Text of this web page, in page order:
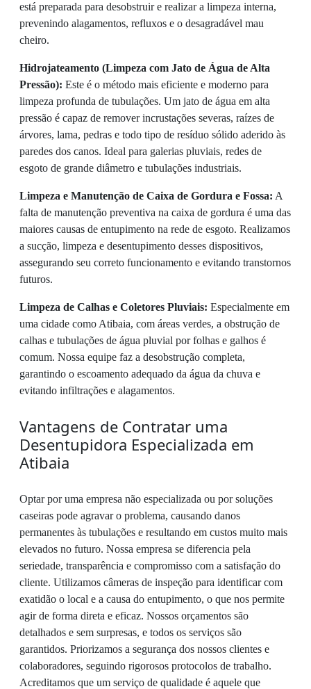
está preparada para desobstruir e realizar a limpeza interna,
prevenindo alagamentos, refluxos e o desagradável mau
cheiro.
Hidrojateamento (Limpeza com Jato de Água de Alta
Pressão): Este é o método mais eficiente e moderno para
limpeza profunda de tubulações. Um jato de água em alta
pressão é capaz de remover incrustações severas, raízes de
árvores, lama, pedras e todo tipo de resíduo sólido aderido às
paredes dos canos. Ideal para galerias pluviais, redes de
esgoto de grande diâmetro e tubulações industriais.
Limpeza e Manutenção de Caixa de Gordura e Fossa: A
falta de manutenção preventiva na caixa de gordura é uma das
maiores causas de entupimento na rede de esgoto. Realizamos
a sucção, limpeza e desentupimento desses dispositivos,
assegurando seu correto funcionamento e evitando transtornos
futuros.
Limpeza de Calhas e Coletores Pluviais: Especialmente em
uma cidade como Atibaia, com áreas verdes, a obstrução de
calhas e tubulações de água pluvial por folhas e galhos é
comum. Nossa equipe faz a desobstrução completa,
garantindo o escoamento adequado da água da chuva e
evitando infiltrações e alagamentos.
Vantagens de Contratar uma
Desentupidora Especializada em
Atibaia
Optar por uma empresa não especializada ou por soluções
caseiras pode agravar o problema, causando danos
permanentes às tubulações e resultando em custos muito mais
elevados no futuro. Nossa empresa se diferencia pela
seriedade, transparência e compromisso com a satisfação do
cliente. Utilizamos câmeras de inspeção para identificar com
exatidão o local e a causa do entupimento, o que nos permite
agir de forma direta e eficaz. Nossos orçamentos são
detalhados e sem surpresas, e todos os serviços são
garantidos. Priorizamos a segurança dos nossos clientes e
colaboradores, seguindo rigorosos protocolos de trabalho.
Acreditamos que um serviço de qualidade é aquele que